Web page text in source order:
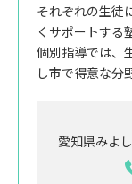
それぞれの生徒
くサポートする
個別指導では、
し市で得意な分
愛知県みよ